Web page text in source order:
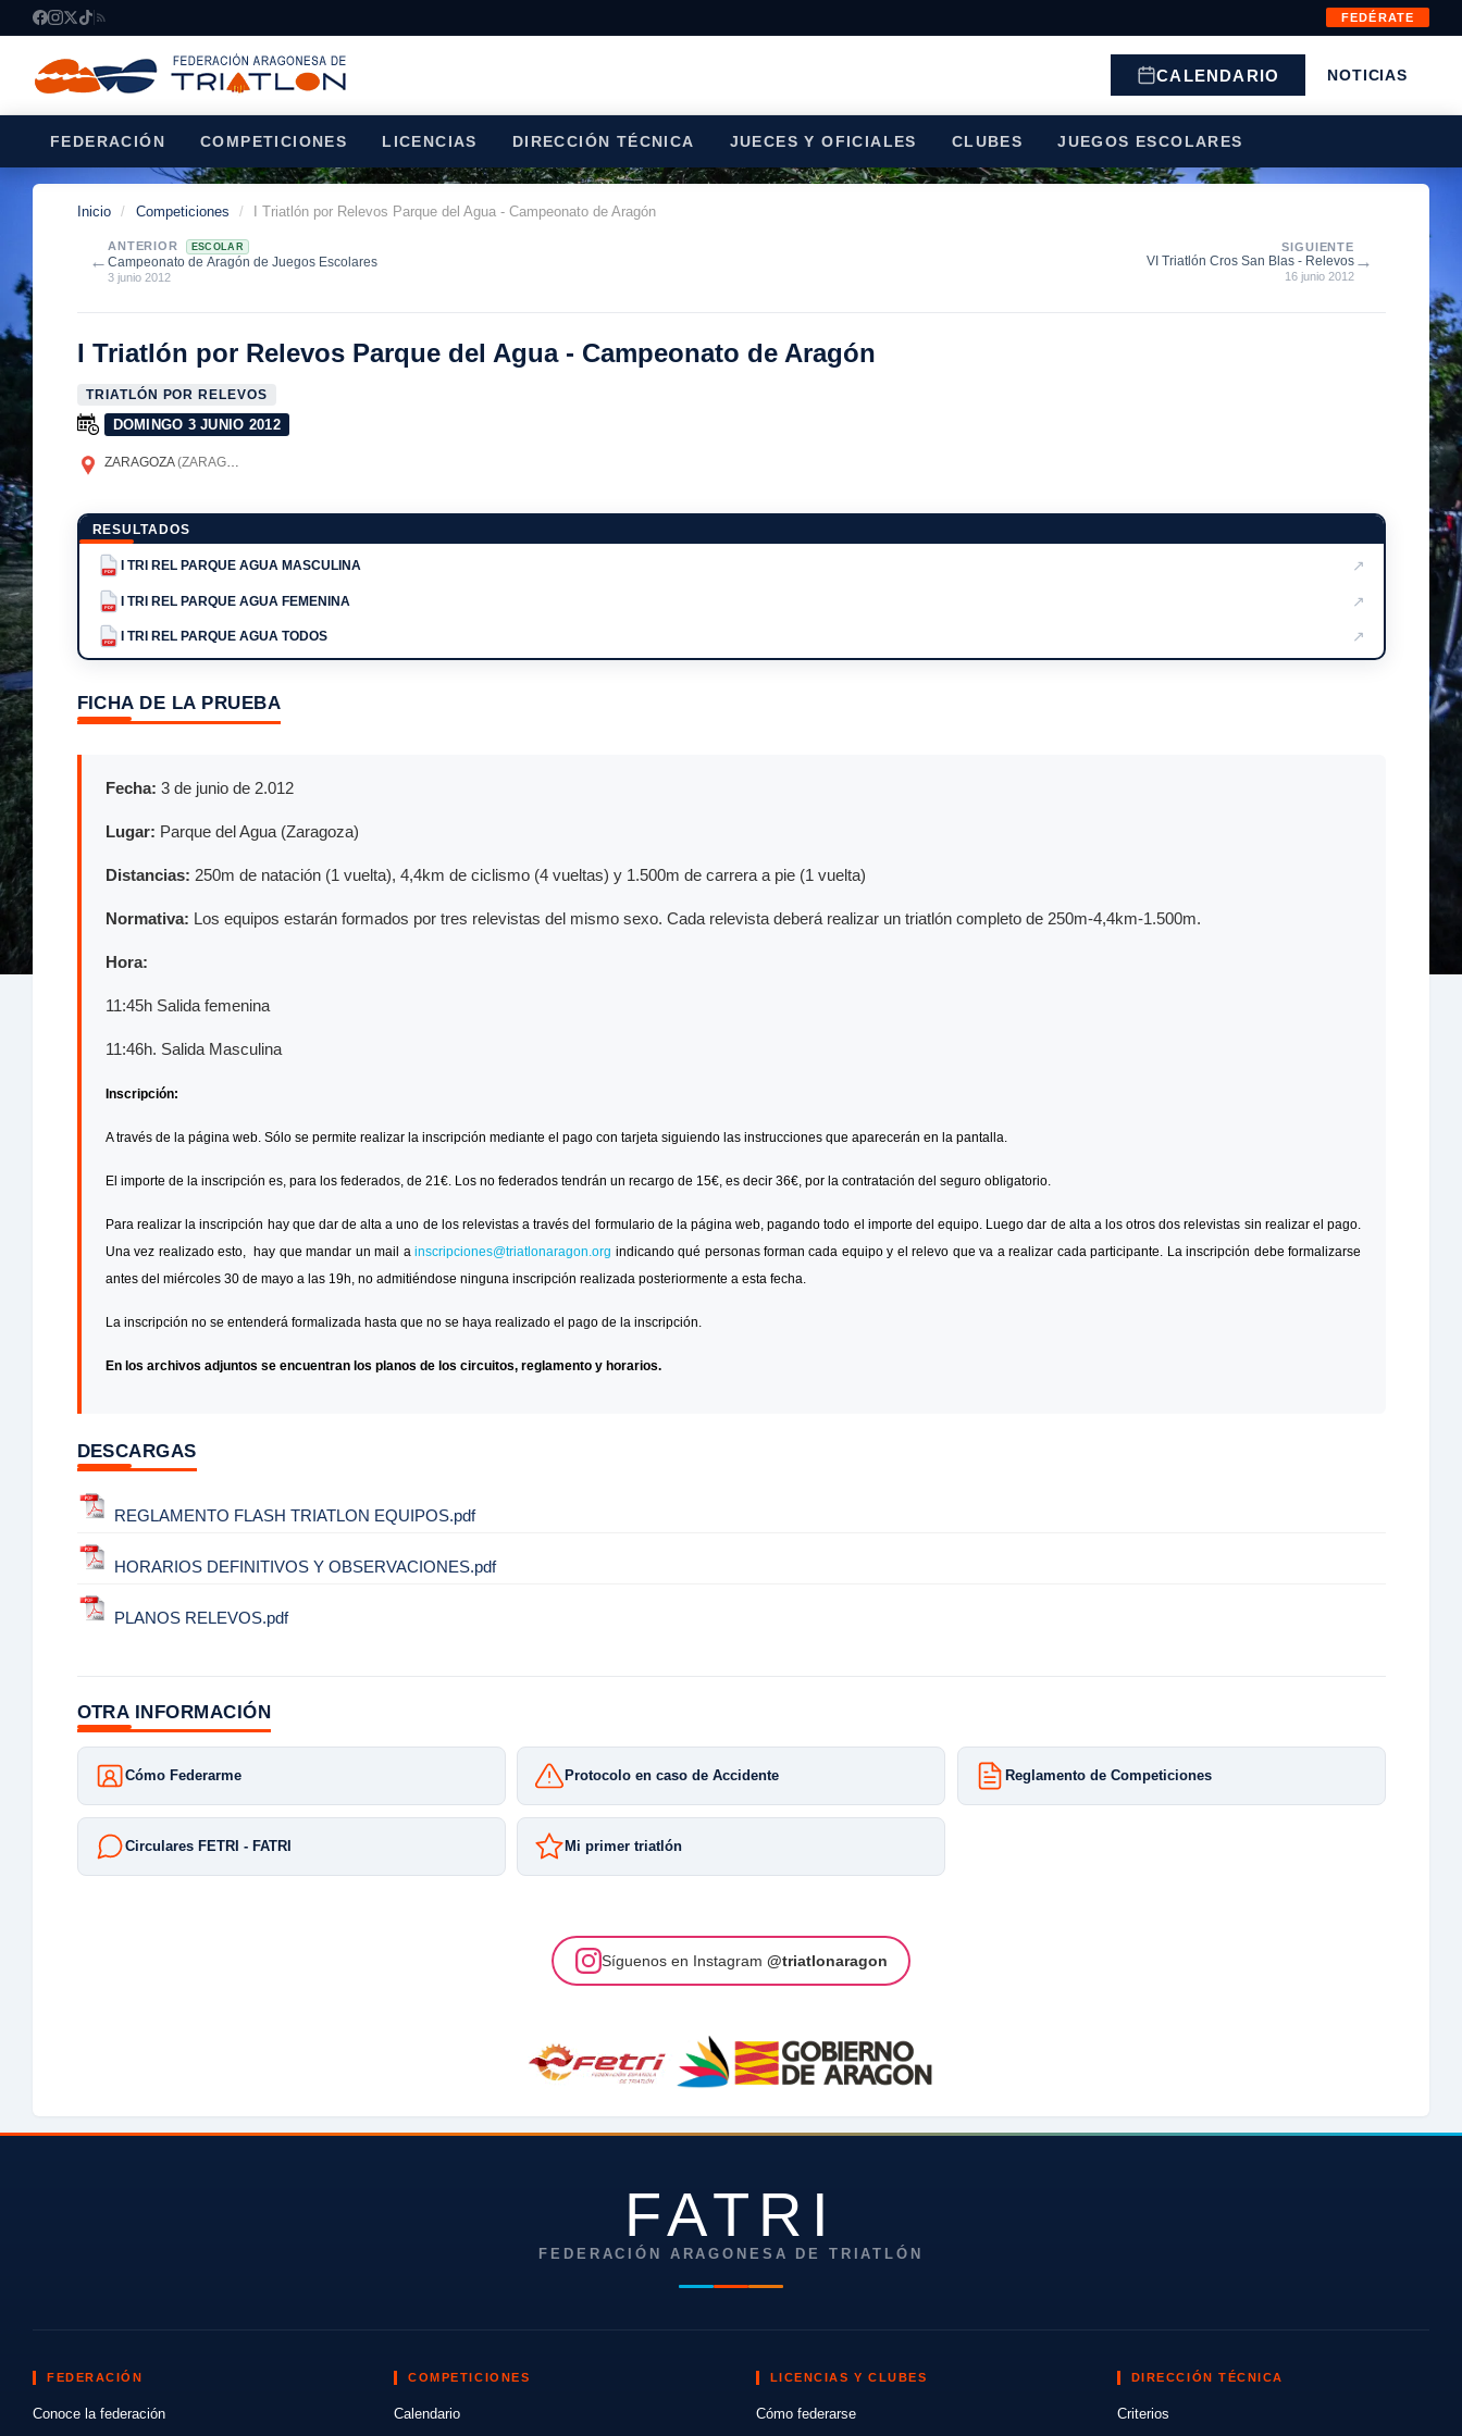
FEDÉRATE
CALENDARIO NOTICIAS
FEDERACIÓN COMPETICIONES LICENCIAS DIRECCIÓN TÉCNICA JUECES Y OFICIALES CLUBES JUEGOS ESCOLARES
Inicio / Competiciones / I Triatlón por Relevos Parque del Agua - Campeonato de Aragón
←
ANTERIOR ESCOLAR
Campeonato de Aragón de Juegos Escolares
3 junio 2012
SIGUIENTE
VI Triatlón Cros San Blas - Relevos
16 junio 2012
→
I Triatlón por Relevos Parque del Agua - Campeonato de Aragón
TRIATLÓN POR RELEVOS
DOMINGO 3 JUNIO 2012
ZARAGOZA(ZARAGOZA)
RESULTADOS
PDF I TRI REL PARQUE AGUA MASCULINA ↗
PDF I TRI REL PARQUE AGUA FEMENINA ↗
PDF I TRI REL PARQUE AGUA TODOS ↗
FICHA DE LA PRUEBA
Fecha: 3 de junio de 2.012
Lugar: Parque del Agua (Zaragoza)
Distancias: 250m de natación (1 vuelta), 4,4km de ciclismo (4 vueltas) y 1.500m de carrera a pie (1 vuelta)
Normativa: Los equipos estarán formados por tres relevistas del mismo sexo. Cada relevista deberá realizar un triatlón completo de 250m-4,4km-1.500m.
Hora:
11:45h Salida femenina
11:46h. Salida Masculina
Inscripción:
A través de la página web. Sólo se permite realizar la inscripción mediante el pago con tarjeta siguiendo las instrucciones que aparecerán en la pantalla.
El importe de la inscripción es, para los federados, de 21€. Los no federados tendrán un recargo de 15€, es decir 36€, por la contratación del seguro obligatorio.
Para realizar la inscripción hay que dar de alta a uno de los relevistas a través del formulario de la página web, pagando todo el importe del equipo. Luego dar de alta a los otros dos relevistas sin realizar el pago.
Una vez realizado esto, hay que mandar un mail ainscripciones@triatlonaragon.org indicando qué personas forman cada equipo y el relevo que va a realizar cada participante. La inscripción debe formalizarse
antes del miércoles 30 de mayo a las 19h, no admitiéndose ninguna inscripción realizada posteriormente a esta fecha.
La inscripción no se entenderá formalizada hasta que no se haya realizado el pago de la inscripción.
En los archivos adjuntos se encuentran los planos de los circuitos, reglamento y horarios.
DESCARGAS
REGLAMENTO FLASH TRIATLON EQUIPOS.pdf
HORARIOS DEFINITIVOS Y OBSERVACIONES.pdf
PLANOS RELEVOS.pdf
OTRA INFORMACIÓN
Cómo Federarme Protocolo en caso de Accidente Reglamento de Competiciones
Circulares FETRI - FATRI Mi primer triatlón
Síguenos en Instagram @triatlonaragon
FATRI
FEDERACIÓN ARAGONESA DE TRIATLÓN
FEDERACIÓN
Conoce la federación
COMPETICIONES
Calendario
LICENCIAS Y CLUBES
Cómo federarse
DIRECCIÓN TÉCNICA
Criterios